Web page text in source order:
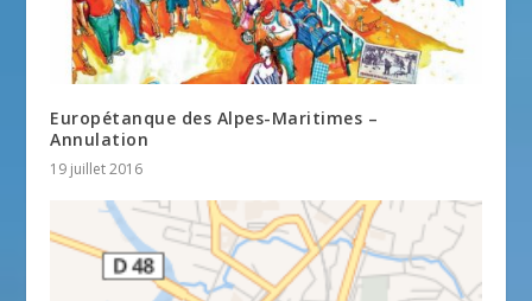
Europétanque des Alpes-Maritimes –
Annulation
19 juillet 2016